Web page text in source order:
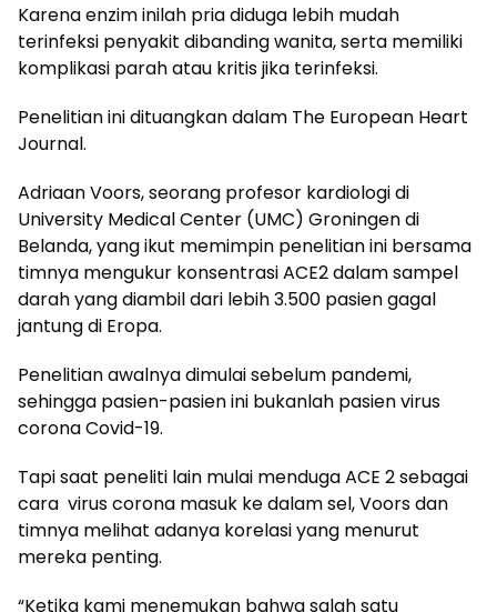
Karena enzim inilah pria diduga lebih mudah
terinfeksi penyakit dibanding wanita, serta memiliki
komplikasi parah atau kritis jika terinfeksi.
Penelitian ini dituangkan dalam The European Heart
Journal.
Adriaan Voors, seorang profesor kardiologi di
University Medical Center (UMC) Groningen di
Belanda, yang ikut memimpin penelitian ini bersama
timnya mengukur konsentrasi ACE2 dalam sampel
darah yang diambil dari lebih 3.500 pasien gagal
jantung di Eropa.
Penelitian awalnya dimulai sebelum pandemi,
sehingga pasien-pasien ini bukanlah pasien virus
corona Covid-19.
Tapi saat peneliti lain mulai menduga ACE 2 sebagai
cara virus corona masuk ke dalam sel, Voors dan
timnya melihat adanya korelasi yang menurut
mereka penting.
“Ketika kami menemukan bahwa salah satu